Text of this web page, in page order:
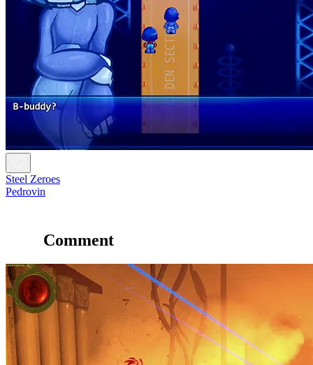
Steel Zeroes
Pedrovin
Comment